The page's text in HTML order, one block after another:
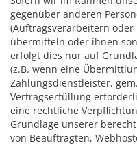
gegenüber anderen
(Auftragsverarbeitern
übermitteln oder ihnen
erfolgt dies nur auf
(z.B. wenn eine
Zahlungsdienstleister,
Vertragserfüllung
eine rechtliche
Grundlage unserer
von Beauftragten,